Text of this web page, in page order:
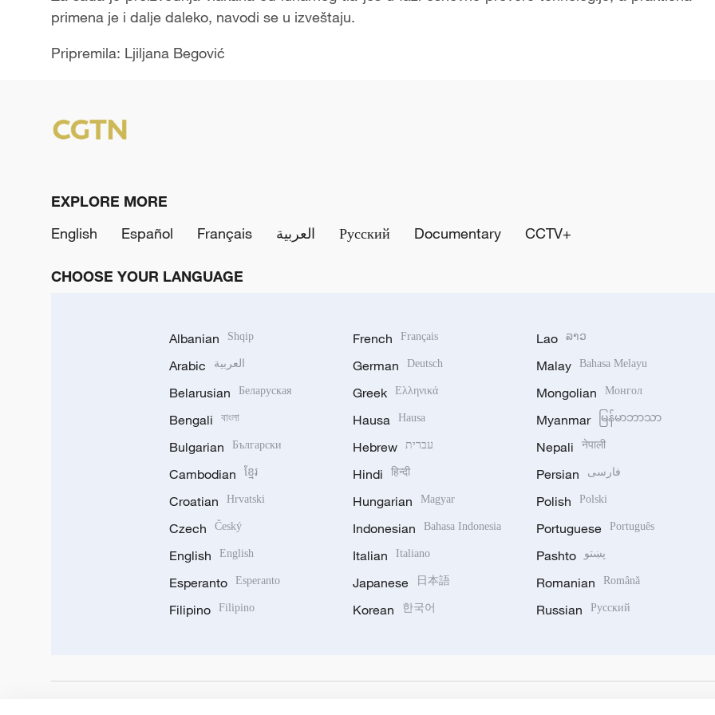
primena je i dalje daleko, navodi se u izveštaju.
Pripremila: Ljiljana Begović
EXPLORE MORE
English
Español Français العربية Русский Documentary CCTV+
CHOOSE YOUR LANGUAGE
Albanian Shqip
Arabic العربية
Belarusian Беларуская
Bengali বাংলা
Bulgarian Български
Cambodian ខ្មែរ
Croatian Hrvatski
Czech Český
English English
Esperanto Esperanto
Filipino Filipino
French Français
German Deutsch
Greek Ελληνικά
Hausa Hausa
Hebrew עברית
Hindi हिन्दी
Hungarian Magyar
Indonesian Bahasa Indonesia
Italian Italiano
Japanese 日本語
Korean 한국어
Lao ລາວ
Malay Bahasa Melayu
Mongolian Монгол
Myanmar မြန်မာဘာသာ
Nepali नेपाली
Persian فارسی
Polish Polski
Portuguese Português
Pashto پښتو
Romanian Română
Russian Русский